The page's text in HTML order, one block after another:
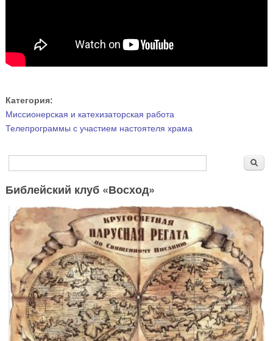
Категория:
Миссионерская и катехизаторская работа
Телепрограммы с участием настоятеля храма
Форма поиска
Библейский клуб «Восход»